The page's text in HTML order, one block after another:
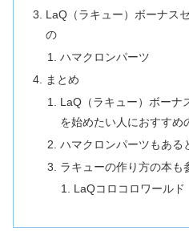
LaQ（ラキュー）ボーナス
の
ハマクロンパーツ
まとめ
LaQ（ラキュー）ボーナ
を始めたい人におすすめ
ハマクロンパーツもある
ラキューの作り方の本も
LaQコロコロワールド